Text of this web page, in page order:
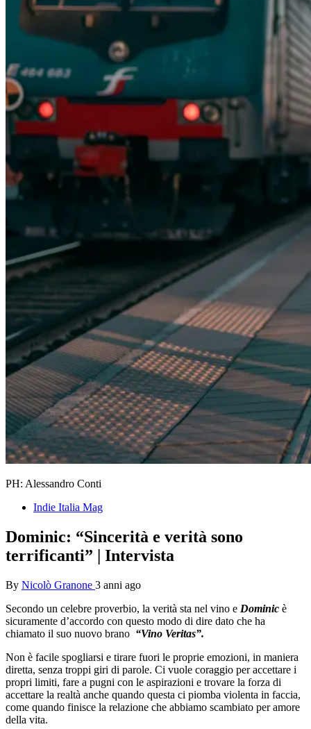
PH: Alessandro Conti
Indie Italia Mag
Dominic: “Sincerità e verità sono
terrificanti” | Intervista
By Nicolò Granone 3 anni ago
Secondo un celebre proverbio, la verità sta nel vino e Dominic è
sicuramente d’accordo con questo modo di dire dato che ha
chiamato il suo nuovo brano “Vino Veritas”.
Non è facile spogliarsi e tirare fuori le proprie emozioni, in maniera
diretta, senza troppi giri di parole. Ci vuole coraggio per accettare i
propri limiti, fare a pugni con le aspirazioni e trovare la forza di
accettare la realtà anche quando questa ci piomba violenta in faccia,
come quando finisce la relazione che abbiamo scambiato per amore
della vita.